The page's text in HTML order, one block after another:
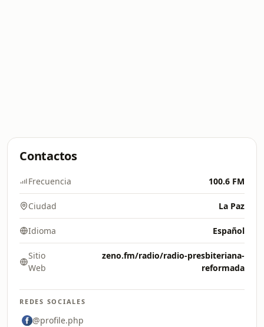
Contactos
Frecuencia 100.6 FM
Ciudad La Paz
Idioma Español
Sitio
Web
zeno.fm/radio/radio-presbiteriana-
reformada
REDES SOCIALES
@profile.php